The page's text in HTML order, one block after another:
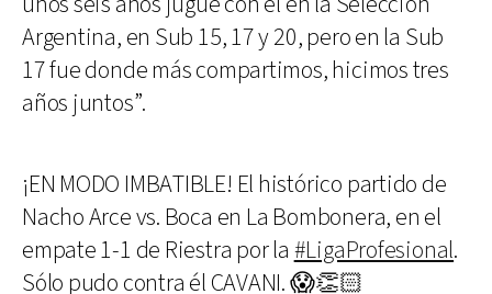
Argentina, en Sub 15, 17 y 20, pero en la Sub
17 fue donde más compartimos, hicimos tres
años juntos”.
¡EN MODO IMBATIBLE! El histórico partido de
Nacho Arce vs. Boca en La Bombonera, en el
empate 1-1 de Riestra por la #LigaProfesional.
Sólo pudo contra él CAVANI. 😱👏🏻